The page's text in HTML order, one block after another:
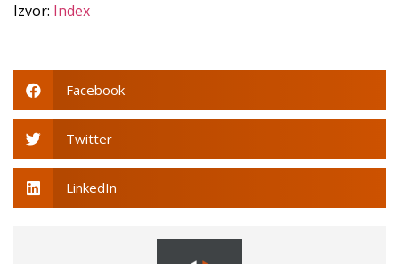
Izvor: Index
Facebook
Twitter
LinkedIn